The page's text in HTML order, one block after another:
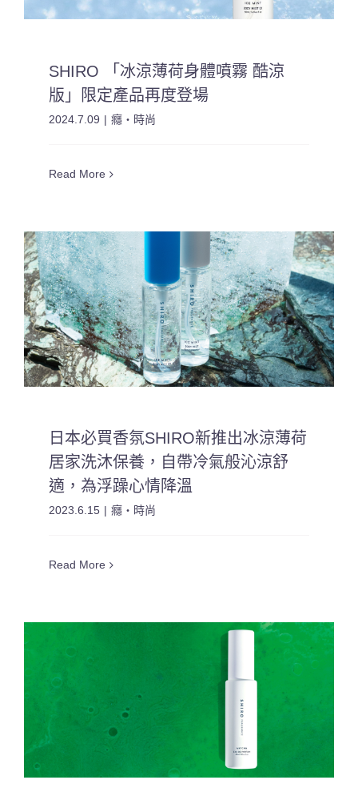
SHIRO 「冰涼薄荷身體噴霧 酷涼
版」限定產品再度登場
2024.7.09 | 癮・時尚
Read More
日本必買香氛SHIRO新推出冰涼薄荷
居家洗沐保養，自帶冷氣般沁涼舒
適，為浮躁心情降溫
2023.6.15 | 癮・時尚
Read More